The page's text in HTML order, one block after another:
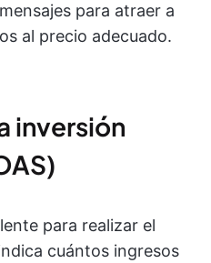
para atraer a
al precio adecuado.
inversión
para realizar el
cuántos ingresos